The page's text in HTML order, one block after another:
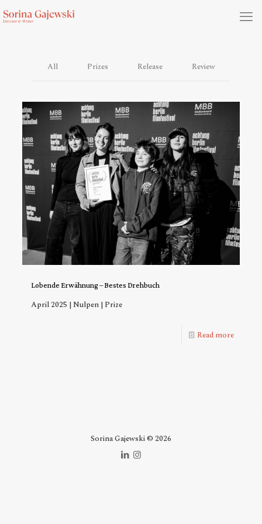
All Prizes Release Review
Lobende Erwähnung – Bestes Drehbuch
April 2025 | Nulpen | Prize
Read more
Sorina Gajewski © 2026